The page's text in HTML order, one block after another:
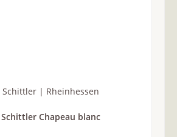
Schittler | Rheinhessen
Schittler Chapeau blanc